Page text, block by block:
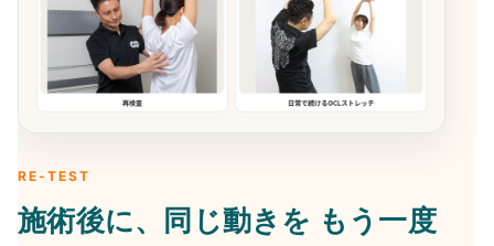
RE-TEST
施術後に、同じ動きを もう一度